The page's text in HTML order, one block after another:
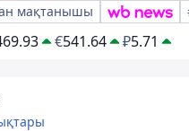
мақтанышы
€541.64 ₽5.71